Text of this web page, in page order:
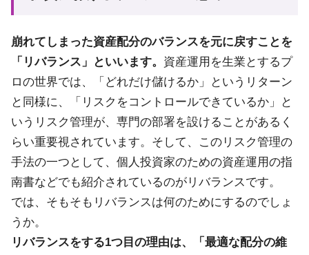
崩れてしまった資産配分のバランスを元に戻すことを
「リバランス」といいます。 資産運用を生業とするプ
ロの世界では、「どれだけ儲けるか」というリターン
と同様に、「リスクをコントロールできているか」と
いうリスク管理が、専門の部署を設けることがあるく
らい重要視されています。そして、このリスク管理の
手法の一つとして、個人投資家のための資産運用の指
南書などでも紹介されているのがリバランスです。
では、そもそもリバランスは何のためにするのでしょ
うか。
リバランスをする1つ目の理由は、「最適な配分の維